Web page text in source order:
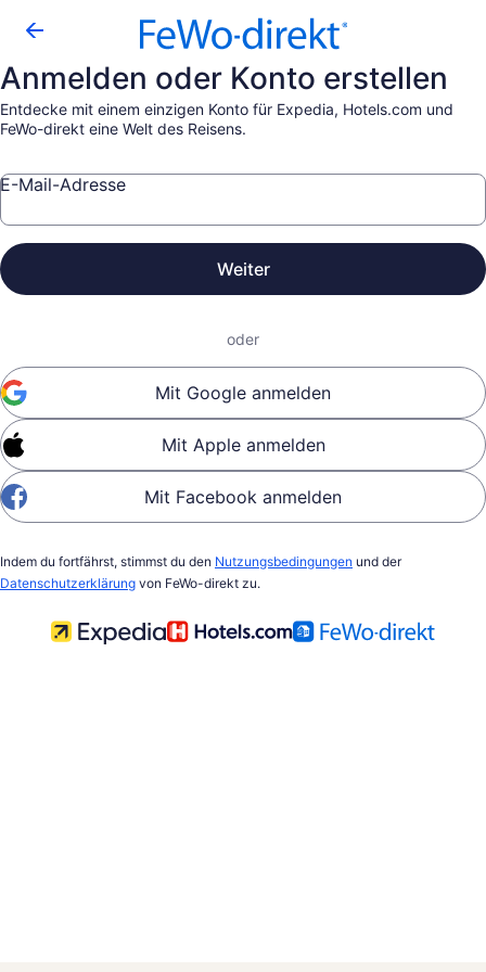
Anmelden oder Konto erstellen
Entdecke mit einem einzigen Konto für Expedia, Hotels.com und
FeWo-direkt eine Welt des Reisens.
E-Mail-Adresse
Weiter
oder
Mit Google anmelden
Mit Apple anmelden
Mit Facebook anmelden
Indem du fortfährst, stimmst du den Nutzungsbedingungen und der
Datenschutzerklärung von FeWo-direkt zu.